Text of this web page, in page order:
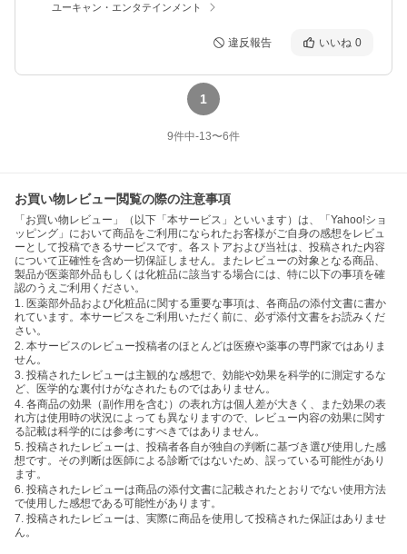
ユーキャン・エンタテインメント
違反報告 いいね 0
1
9件中-13〜6件
お買い物レビュー閲覧の際の注意事項
「お買い物レビュー」（以下「本サービス」といいます）は、「Yahoo!ショ
ッピング」において商品をご利用になられたお客様がご自身の感想をレビュ
ーとして投稿できるサービスです。各ストアおよび当社は、投稿された内容
について正確性を含め一切保証しません。またレビューの対象となる商品、
製品が医薬部外品もしくは化粧品に該当する場合には、特に以下の事項を確
認のうえご利用ください。
1. 医薬部外品および化粧品に関する重要な事項は、各商品の添付文書に書か
れています。本サービスをご利用いただく前に、必ず添付文書をお読みくだ
さい。
2. 本サービスのレビュー投稿者のほとんどは医療や薬事の専門家ではありま
せん。
3. 投稿されたレビューは主観的な感想で、効能や効果を科学的に測定するな
ど、医学的な裏付けがなされたものではありません。
4. 各商品の効果（副作用を含む）の表れ方は個人差が大きく、また効果の表
れ方は使用時の状況によっても異なりますので、レビュー内容の効果に関す
る記載は科学的には参考にすべきではありません。
5. 投稿されたレビューは、投稿者各自が独自の判断に基づき選び使用した感
想です。その判断は医師による診断ではないため、誤っている可能性があり
ます。
6. 投稿されたレビューは商品の添付文書に記載されたとおりでない使用方法
で使用した感想である可能性があります。
7. 投稿されたレビューは、実際に商品を使用して投稿された保証はありませ
ん。